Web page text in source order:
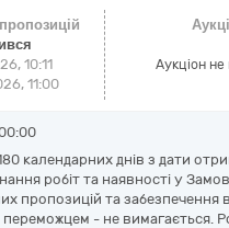
10:11
11:00
Аукціон не
календарних днів з дати
робіт та наявності у
пропозицій та забезпечення
- не вимагається.